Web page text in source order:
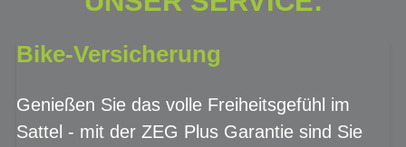
Bike-Versicherung
Genießen Sie das volle Freiheitsgefühl im
Sattel - mit der ZEG Plus Garantie sind Sie